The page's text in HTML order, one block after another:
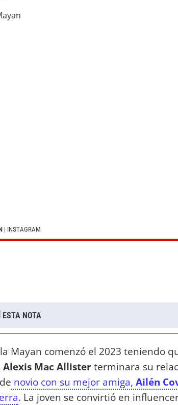
| INSTAGRAM
NOTA
Mayan comenzó el 2023 teniendo
Alexis Mac Allisterterminara su
novio con su mejor amiga, Ailén
. La joven se convirtió en